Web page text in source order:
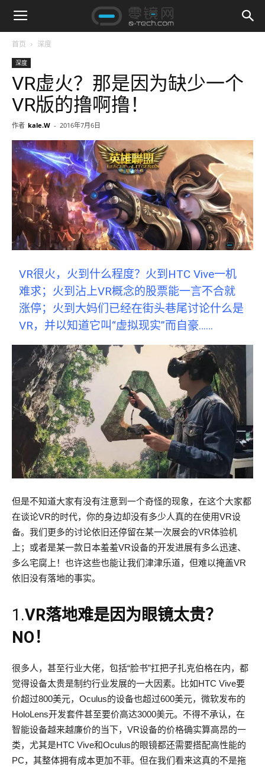
首页 深度
深度
VR虚火？那是因为缺少一个
VR版的撸啊撸！
作者 kale.W - 2016年7月6日
VR很火，火到什么程度？火到HTC Vive一机
难求；火到沾上VR概念的股票能一言不合就
涨停；火到大妈们已经在街头巷尾讨论什么是
VR，并以知道它叫“虚拟现实”而自豪……
但是不知道大家有没有注意到一个奇怪的现象，在这个大家都
在谈论VR的时代，你的身边却没有多少人真的在使用VR设
备。我们更多的讨论依旧还停留在某一次展会的VR体验机
上；或者是某一款日本羞羞VR设备的开发进展有多么迅速、
多么宅腐上！也许这些也能让我们津津乐道，但难以掩盖VR
依旧没有落地的事实。
1.VR落地难是因为眼镜太贵？
NO！
很多人，甚至行业大佬，包括“脸书”扛把子扎克伯格在内，都
觉得设备太贵是制约行业发展的一大因素。比如HTC Vive要
价超过800美元，Oculus的设备也超过600美元，微软发布的
HoloLens开发套件甚至要价高达3000美元。不得不承认，在
智能设备越来越廉价的当下，VR设备的价格确实算高昂的一
类，尤其是HTC Vive和Oculus的眼镜都还需要搭配高性能的
PC，其整体拥有成本更加不菲。但在我们看来这真的不是拖